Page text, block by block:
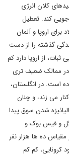
کلان انرژی
جویی کند. تعطیل
اروپا و آلمان
گذشته را از دست
از اروپا دارد کم
در ممالک ضعیف تری
است. در انگلستان،
می زند، و چنان
شدن سوق پیدا
و فیس بوک و
ده ها هزار نفر
کرونایی، کم کم